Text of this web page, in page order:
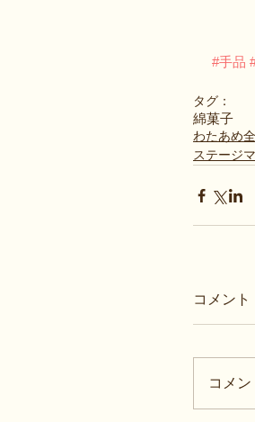
#手品
タグ：
綿菓子
わたあめ
ステージ
コメント
コメ